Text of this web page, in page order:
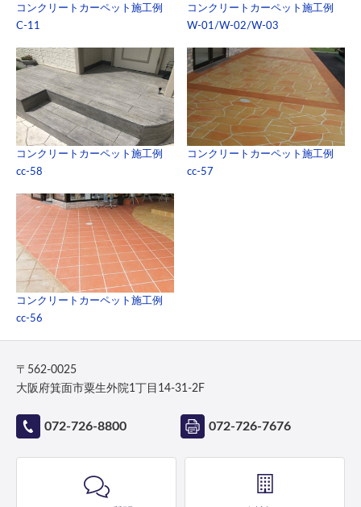
コンクリートカーペット施工例
C-11
コンクリートカーペット施工例
W-01/W-02/W-03
コンクリートカーペット施工例
cc-58
コンクリートカーペット施工例
cc-57
コンクリートカーペット施工例
cc-56
〒562-0025
大阪府箕面市粟生外院1丁目14-31-2F
072-726-8800 072-726-7676